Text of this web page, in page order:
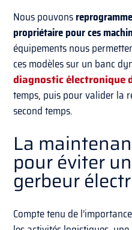
Nous pouvons
propriétaire pour ces
équipements nous
ces modèles sur un banc
diagnostic électronique
temps, puis pour valider la
second temps.
La
pour éviter
gerbeur
Compte tenu de